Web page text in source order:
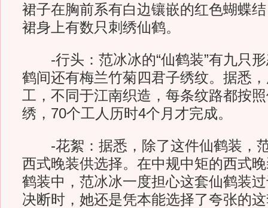
裙子在胸前系有白边镶嵌的红色蝴蝶
裙身上有数只刺绣仙鹤。
-行头：范冰冰的“仙鹤装”有九只形
鹤间还有梅兰竹菊四君子绣纹。据悉
工，不同于江南织造，每条纹路都按
绣，70个工人历时4个月才完成。
-花絮：据悉，除了这件仙鹤装，
西式晚装供选择。在中规中矩的西式
鹤装中，范冰冰一度担心这套仙鹤装
决断时，她还是凭本能选择了夸张的